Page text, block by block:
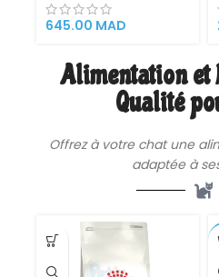
Chats Adultes
Digestibilité optimale
urinaire Adapté aux
chats sensibles
645.00 MAD
Alimentation et
Qualité
Offrez à votre chat une
adaptée à